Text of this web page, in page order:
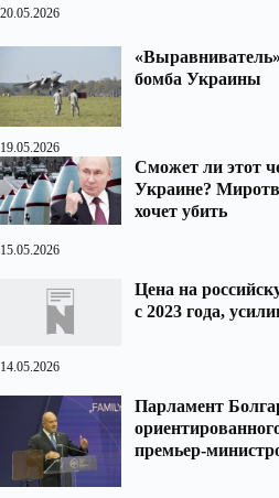
20.05.2026
бомба Украины
19.05.2026
Сможет ли этот
Украине?
хочет убить
15.05.2026
Цена на
с 2023 года,
14.05.2026
Парламент
премьер-